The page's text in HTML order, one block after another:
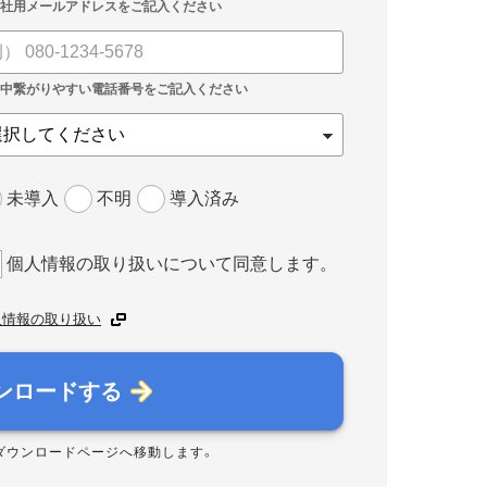
未導入 不明 導入済み
個人情報の取り扱いについて同意します。
報の取り扱い
ロードする
ウンロードページへ移動します。